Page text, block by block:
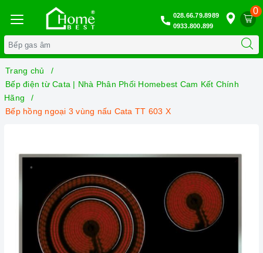
0
028.66.79.8989
0933.800.899
Trang chủ
Bếp điện từ Cata | Nhà Phân Phối Homebest Cam Kết Chính
Hãng
Bếp hồng ngoại 3 vùng nấu Cata TT 603 X